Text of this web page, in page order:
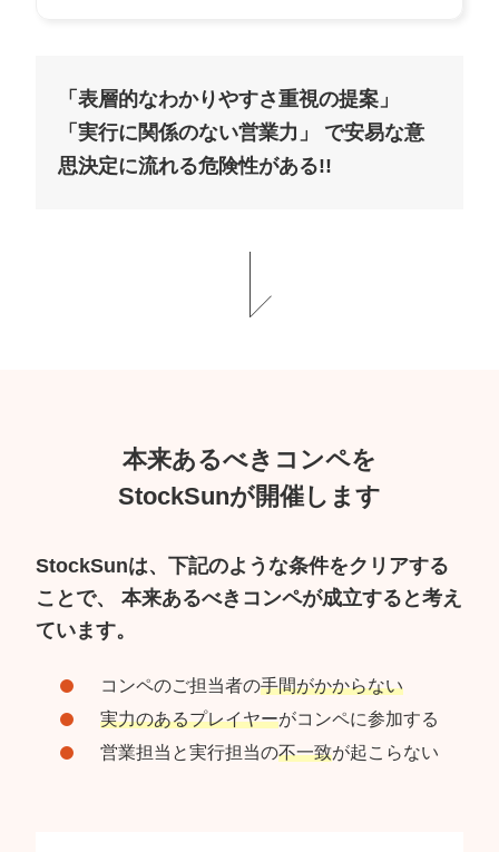
「表層的なわかりやすさ重視の提案」
「実行に関係のない営業力」
で安易な意
思決定に流れる危険性がある!!
本来あるべきコンペを
StockSunが開催します
StockSunは、下記のような条件をクリアする
ことで、
本来あるべきコンペが成立すると考え
ています。
コンペのご担当者の手間がかからない
実力のあるプレイヤーがコンペに参加する
営業担当と実行担当の不一致が起こらない